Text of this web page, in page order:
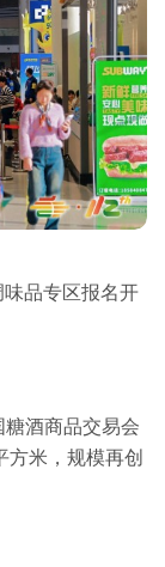
味品专区报名开
糖酒商品交易会
方米，规模再创